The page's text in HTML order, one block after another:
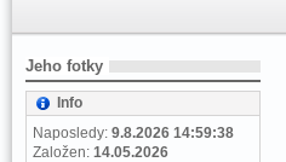
Jeho fotky
Info
Naposledy: 9.8.2026 14:59:38
Založen: 14.05.2026